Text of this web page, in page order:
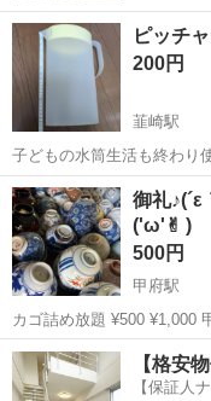
ピッチ
200円
韮崎駅
子どもの水筒生活も終わり
ます。 処分するのももっ
山梨 韮崎市 韮崎駅
御礼
('ω'✌︎ )
500円
甲府駅
カゴ詰め放題 ¥500 ¥1,000 甲府市内で詰め放題を開催予定です。 興味
がある方に開催場所をお知
開催致します。
山梨 甲府市 甲府駅
【格安
【保証人